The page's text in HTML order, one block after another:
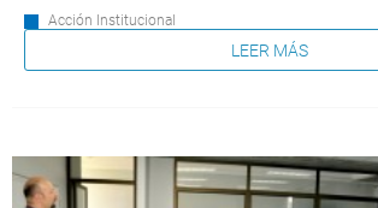
Acción Institucional
LEER MÁS